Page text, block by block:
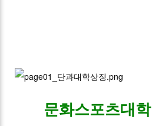
문화스포츠대학